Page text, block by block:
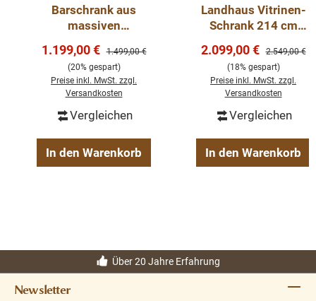
Die erstklassige Verarbeitung
garantiert Langlebigkeit und
Zuverlässigkeit. Dieses Bücherregal
wird nicht nur Ihre Räume bereichern,
Zufriedenheit und Bewunderung
schenken.
Außenfarbe - frei wählbar
Innenfarbe - frei wählbar
Barschrank aus
massiven
cm Breit - Landhaus
Schrank
Verkaufspreis:
1.199,00 € Regulärer Preis:
1.499,00 €
(20% gespart)
Preise inkl. MwSt. zzgl.
Versandkosten
Vergleichen
In den Warenkorb
Landhaus Vitrinen-
Schrank 214 cm
Verkaufspreis:
2.099,00 € Regulärer
2.549,00 €
(18% gespart)
Preise inkl. MwSt. zzgl.
Versandkosten
Vergleichen
In den Warenkorb
Über 20 Jahre Erfahrung
Newsletter